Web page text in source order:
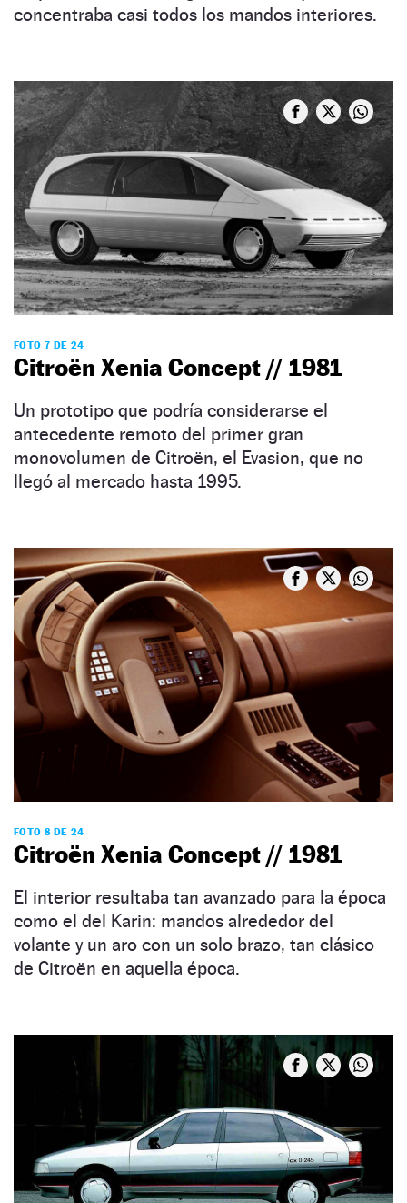
concentraba casi todos los mandos interiores.
FOTO 7 DE 24
Citroën Xenia Concept // 1981
Un prototipo que podría considerarse el
antecedente remoto del primer gran
monovolumen de Citroën, el Evasion, que no
llegó al mercado hasta 1995.
FOTO 8 DE 24
Citroën Xenia Concept // 1981
El interior resultaba tan avanzado para la época
como el del Karin: mandos alrededor del
volante y un aro con un solo brazo, tan clásico
de Citroën en aquella época.